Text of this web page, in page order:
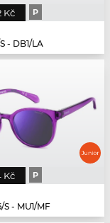
Kč P
- DB1/LA
Kč P
- MU1/MF